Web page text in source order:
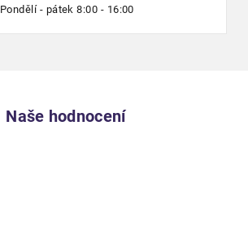
Pondělí - pátek 8:00 - 16:00
Naše hodnocení